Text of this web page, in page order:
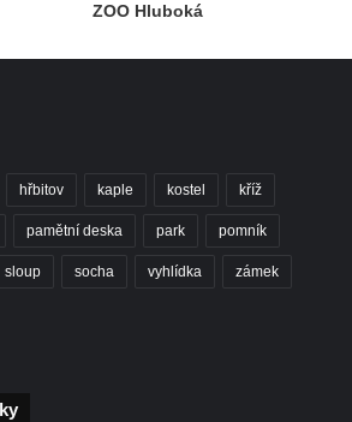
u domu čp. 3 v Oparnu
na vyhlídce u Pravčické
trase naučné stezky v
ZOO Hluboká
hřbitov kaple kostel kříž
pamětní deska park pomník
sloup socha vyhlídka zámek